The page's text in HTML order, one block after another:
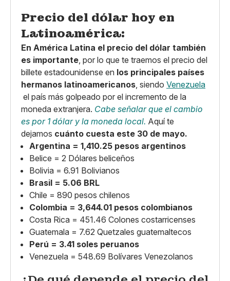
Precio del dólar hoy en
Latinoamérica:
En América Latina el precio del dólar también
es importante , por lo que te traemos el precio del
billete estadounidense en los principales países
hermanos latinoamericanos , siendo Venezuela
el país más golpeado por el incremento de la
moneda extranjera. Cabe señalar que el cambio
es por 1 dólar y la moneda local. Aquí te
dejamos cuánto cuesta este 30 de mayo.
Argentina = 1,410.25 pesos argentinos
Belice = 2 Dólares beliceños
Bolivia = 6.91 Bolivianos
Brasil = 5.06 BRL
Chile = 890 pesos chilenos
Colombia = 3,644.01 pesos colombianos
Costa Rica = 451.46 Colones costarricenses
Guatemala = 7.62 Quetzales guatemaltecos
Perú = 3.41 soles peruanos
Venezuela = 548.69 Bolívares Venezolanos